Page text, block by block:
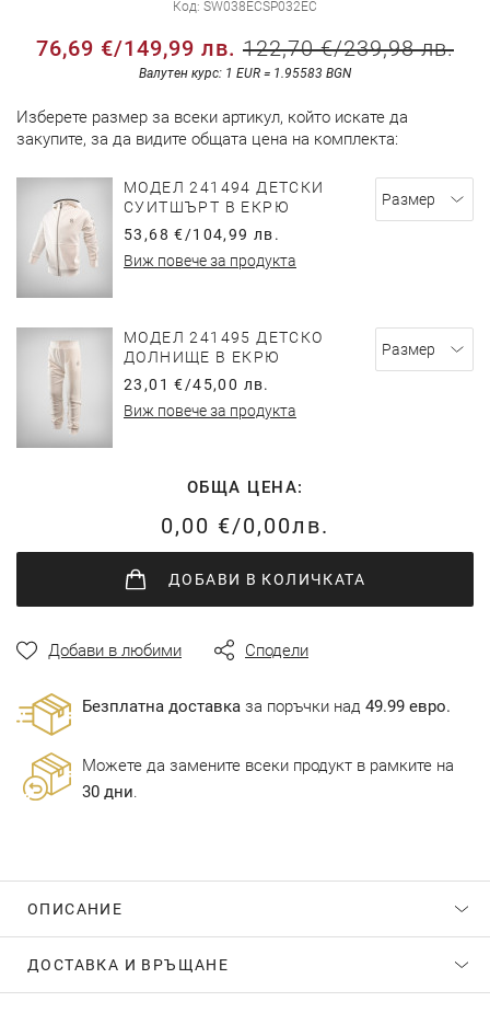
Код SW038ECSP032EC
76,69 €/149,99 лв. 122,70 €/239,98 лв.
Валутен курс: 1 EUR = 1.95583 BGN
Изберете размер за всеки артикул, който искате да
закупите, за да видите общата цена на комплекта:
МОДЕЛ 241494 ДЕТСКИ
СУИТШЪРТ В ЕКРЮ
53,68 €/104,99 лв.
Виж повече за продукта
МОДЕЛ 241495 ДЕТСКО
ДОЛНИЩЕ В ЕКРЮ
23,01 €/45,00 лв.
Виж повече за продукта
ОБЩА ЦЕНА:
0,00 €/0,00лв.
ДОБАВИ В КОЛИЧКАТА
Добави в любими Сподели
Безплатна доставка за поръчки над 49.99 евро.
Можете да замените всеки продукт в рамките на
30 дни.
ОПИСАНИЕ
ДОСТАВКА И ВРЪЩАНЕ
снимки